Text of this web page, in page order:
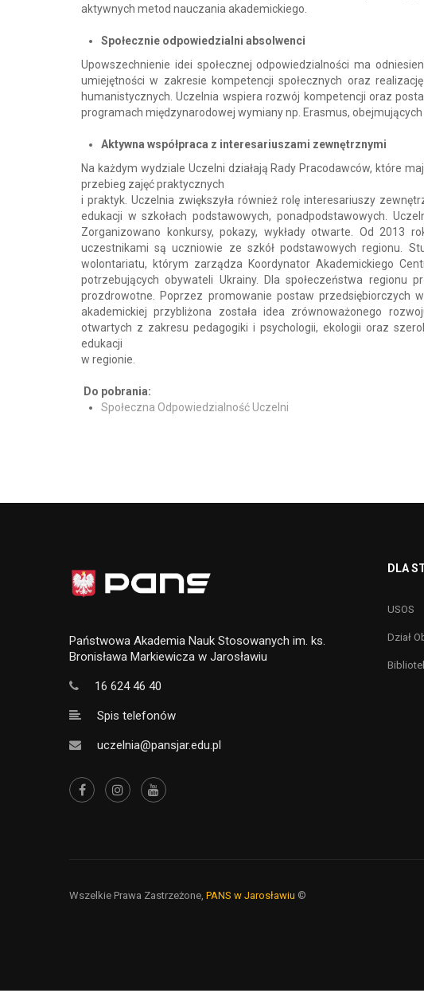
aktywnych metod nauczania akademickiego.
Społecznie odpowiedzialni absolwenci
Upowszechnienie idei społecznej odpowiedzialności ma
umiejętności w zakresie kompetencji społecznych oraz
humanistycznych. Uczelnia wspiera rozwój kompetencji oraz
programach międzynarodowej wymiany np. Erasmus, obejmujących
Aktywna współpraca z interesariuszami zewnętrznymi
Na każdym wydziale Uczelni działają Rady Pracodawców, które
przebieg zajęć praktycznych
i praktyk. Uczelnia zwiększyła również rolę interesariuszy
edukacji w szkołach podstawowych, ponadpodstawowych.
Zorganizowano konkursy, pokazy, wykłady otwarte. Od 2013
uczestnikami są uczniowie ze szkół podstawowych regionu.
wolontariatu, którym zarządza Koordynator Akademickiego
potrzebujących obywateli Ukrainy. Dla społeczeństwa regionu
prozdrowotne. Poprzez promowanie postaw przedsiębiorczych
akademickiej przybliżona została idea zrównoważonego
otwartych z zakresu pedagogiki i psychologii, ekologii oraz
edukacji
w regionie.
Do pobrania:
Społeczna Odpowiedzialność Uczelni
Państwowa Akademia Nauk Stosowanych im. ks.
Bronisława Markiewicza w Jarosławiu
16 624 46 40
Spis telefonów
uczelnia@pansjar.edu.pl
DLA
USOS
Dział
Wszelkie Prawa Zastrzeżone, PANS w Jarosławiu ©